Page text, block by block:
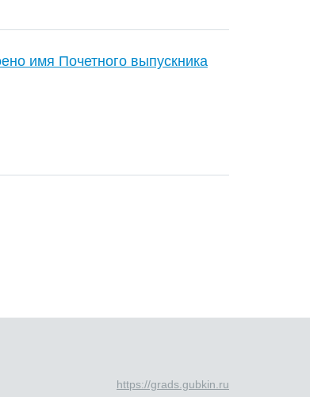
имя Почетного выпускника
https://grads.gubkin.ru